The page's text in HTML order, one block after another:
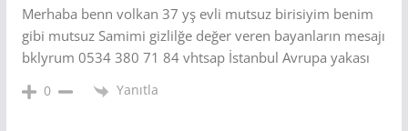
Merhaba benn volkan 37 yş evli mutsuz birisiyim benim
gibi mutsuz Samimi gizlilğe değer veren bayanların mesajı
bklyrum 0534 380 71 84 vhtsap İstanbul Avrupa yakası
0 Yanıtla